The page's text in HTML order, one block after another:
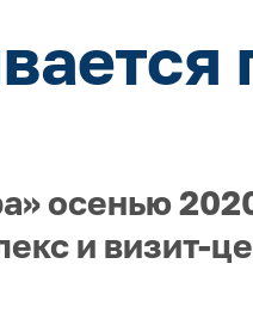
осенью
и визит-